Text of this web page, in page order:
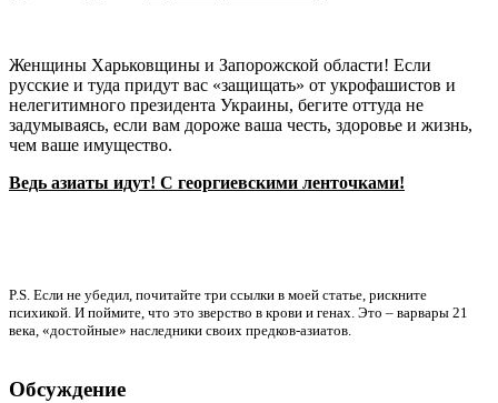
Женщины Харьковщины и Запорожской области! Если
русские и туда придут вас «защищать» от укрофашистов и
нелегитимного президента Украины, бегите оттуда не
задумываясь, если вам дороже ваша честь, здоровье и жизнь,
чем ваше имущество.
Ведь азиаты идут! С георгиевскими ленточками!
P.S. Если не убедил, почитайте три ссылки в моей статье, рискните
психикой. И поймите, что это зверство в крови и генах. Это – варвары 21
века, «достойные» наследники своих предков-азиатов.
Обсуждение